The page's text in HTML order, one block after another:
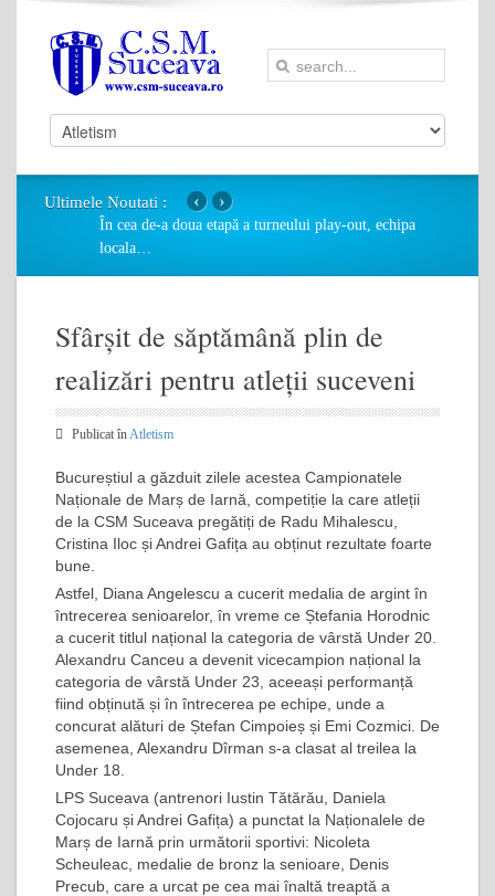
Ultimele Noutati :
În cea de-a doua etapă a turneului play-out, echipa
locala
›
‹
Sfârșit de săptămână plin de
realizări pentru atleții suceveni
Publicat înAtletism
Bucureștiul a găzduit zilele acestea Campionatele
Naționale de Marș de Iarnă, competiție la care atleții
de la CSM Suceava pregătiți de Radu Mihalescu,
Cristina Iloc și Andrei Gafița au obținut rezultate foarte
bune.
Astfel, Diana Angelescu a cucerit medalia de argint în
întrecerea senioarelor, în vreme ce Ștefania Horodnic
a cucerit titlul național la categoria de vârstă Under 20.
Alexandru Canceu a devenit vicecampion național la
categoria de vârstă Under 23, aceeași performanță
fiind obținută și în întrecerea pe echipe, unde a
concurat alături de Ștefan Cimpoieș și Emi Cozmici. De
asemenea, Alexandru Dîrman s-a clasat al treilea la
Under 18.
LPS Suceava (antrenori Iustin Tătărău, Daniela
Cojocaru și Andrei Gafița) a punctat la Naționalele de
Marș de Iarnă prin următorii sportivi: Nicoleta
Scheuleac, medalie de bronz la senioare, Denis
Precub, care a urcat pe cea mai înaltă treaptă a